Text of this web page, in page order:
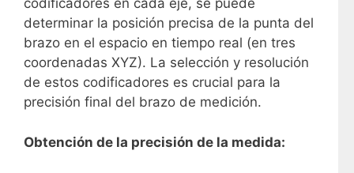
codificadores en cada eje, se puede
determinar la posición precisa de la punta del
brazo en el espacio en tiempo real (en tres
coordenadas XYZ). La selección y resolución
de estos codificadores es crucial para la
precisión final del brazo de medición.
Obtención de la precisión de la medida: